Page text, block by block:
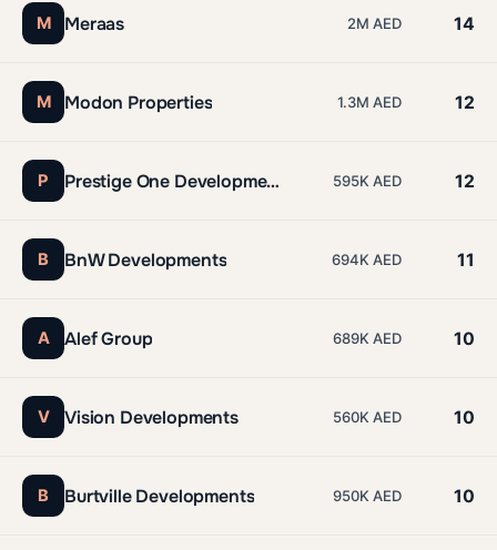
M Meraas 2M AED 14
M Modon Properties 1.3M AED 12
P Prestige One Developments 595K AED 12
B BnW Developments 694K AED 11
A Alef Group 689K AED 10
V Vision Developments 560K AED 10
B Burtville Developments 950K AED 10